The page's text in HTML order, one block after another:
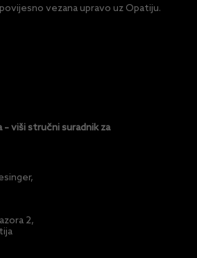
vezana upravo uz Opatiju.
viši stručni suradnik za
2,